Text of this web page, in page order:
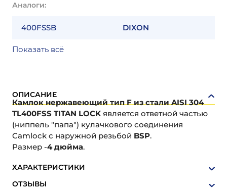
Аналоги:
400FSSB DIXON
Показать всё
ОПИСАНИЕ
Камлок нержавеющий тип F из стали AISI 304
TL400FSS TITAN LOCK является ответной частью
(ниппель "папа") кулачкового соединения
Camlock с наружной резьбой BSP.
Размер -4 дюйма.
ХАРАКТЕРИСТИКИ
ОТЗЫВЫ